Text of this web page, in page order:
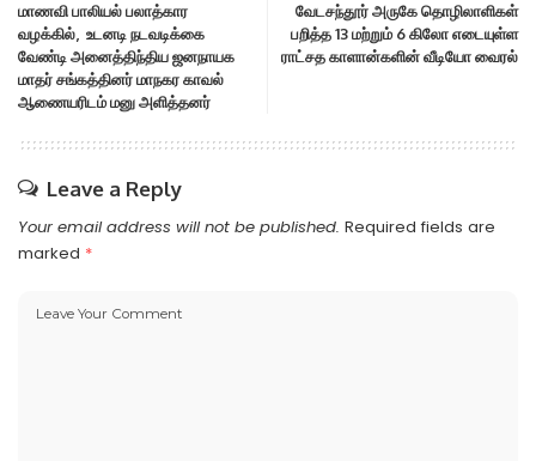
மாணவி பாலியல் பலாத்கார
வழக்கில், உடனடி நடவடிக்கை
வேண்டி அனைத்திந்திய ஜனநாயக
மாதர் சங்கத்தினர் மாநகர காவல்
ஆணையரிடம் மனு அளித்தனர்
வேடசந்தூர் அருகே தொழிலாளிகள்
பறித்த 13 மற்றும் 6 கிலோ எடையுள்ள
ராட்சத காளான்களின் வீடியோ வைரல்
Leave a Reply
Your email address will not be published. Required fields are
marked *